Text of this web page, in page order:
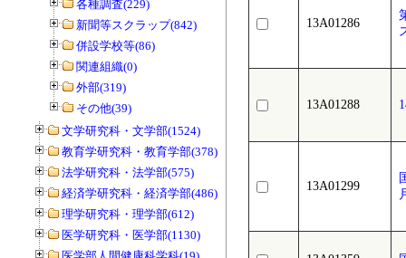
各種調査(229)
新聞等スクラップ(842)
併設学校等(86)
関連組織(0)
外部(319)
その他(39)
文学研究科・文学部(1524)
教育学研究科・教育学部(378)
法学研究科・法学部(575)
経済学研究科・経済学部(486)
理学研究科・理学部(612)
医学研究科・医学部(1130)
13A01286
13A01288
13A01299